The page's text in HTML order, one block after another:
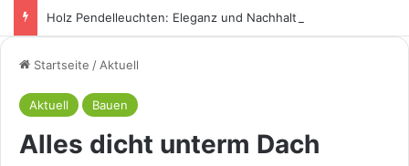
Startseite / Aktuell
Aktuell Bauen
Alles dicht unterm Dach